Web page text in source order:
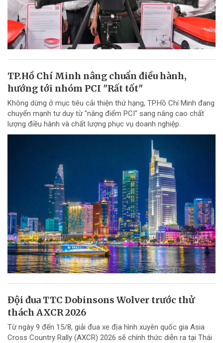
TP.Hồ Chí Minh nâng chuẩn điều hành,
hướng tới nhóm PCI "Rất tốt"
Không dừng ở mục tiêu cải thiện thứ hạng, TP.Hồ Chí Minh đang
chuyển mạnh tư duy từ "nâng điểm PCI" sang nâng cao chất
lượng điều hành và chất lượng phục vụ doanh nghiệp.
Đội đua TTC Dobinsons Wolver trước thử
thách AXCR 2026
Từ ngày 9 đến 15/8, giải đua xe địa hình xuyên quốc gia Asia
Cross Country Rally (AXCR) 2026 sẽ chính thức diễn ra tại Thái